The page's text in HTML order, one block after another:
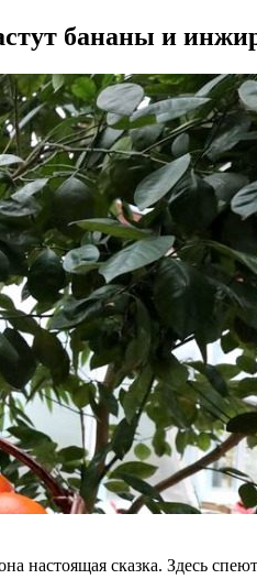
бананы и
настоящая сказка. Здесь